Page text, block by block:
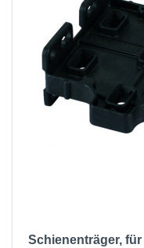
Schienenträger, für